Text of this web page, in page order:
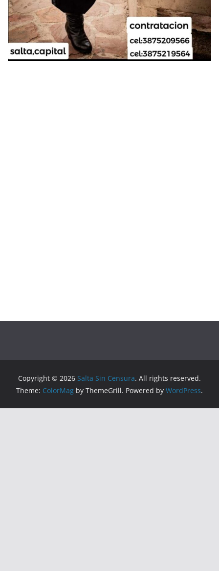
Copyright © 2026 Salta Sin Censura. All rights reserved.
Theme: ColorMag by ThemeGrill. Powered by WordPress.